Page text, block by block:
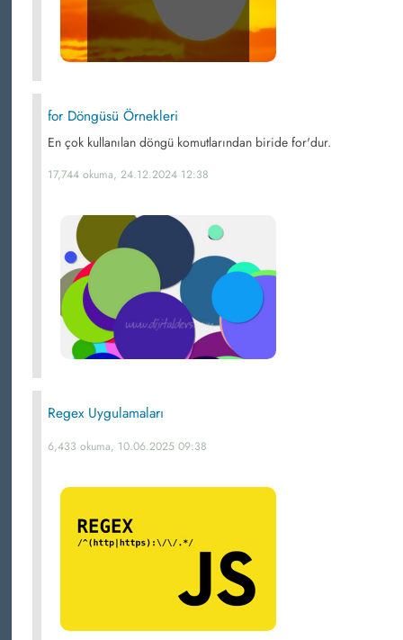
for Döngüsü Örnekleri
En çok kullanılan döngü komutlarından biride for'dur.
17,744 okuma, 24.12.2024 12:38
Regex Uygulamaları
6,433 okuma, 10.06.2025 09:38